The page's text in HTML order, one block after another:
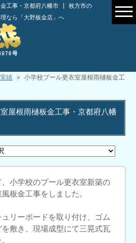
金工事・京都府八幡市 | 枚方市の
なら「大野板金店」へ
績 » 小学校プール更衣室屋根雨樋板金工
屋根雨樋板金工事・京都府八幡
小学校のプール更衣室新築の
板金工事をしました。
リーボードを取り付け、ゴム
敷き、現場成型にて三晃式瓦